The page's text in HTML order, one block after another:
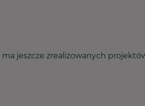
jeszcze zrealizowanych